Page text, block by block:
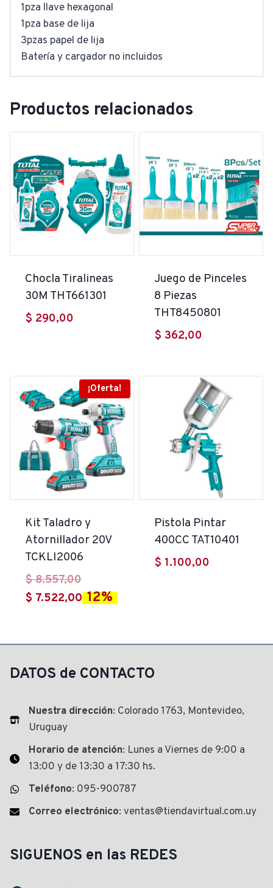
1pza llave hexagonal
1pza base de lija
3pzas papel de lija
Batería y cargador no incluidos
Productos relacionados
Chocla Tiralineas
30M THT661301
$ 290,00
Juego de Pinceles
8 Piezas
THT8450801
$ 362,00
¡Oferta!
Kit Taladro y
Atornillador 20V
TCKLI2006
$8.557,00El
precio
$ 7.522,00El
$ 7.522,00.
12%
Pistola Pintar
400CC TAT10401
$ 1.100,00
DATOS de CONTACTO
Nuestra dirección: Colorado 1763, Montevideo,
Uruguay
Horario de atención: Lunes a Viernes de 9:00 a
13:00 y de 13:30 a 17:30 hs.
Teléfono: 095-900787
Correo electrónico: ventas@tiendavirtual.com.uy
SIGUENOS en las REDES